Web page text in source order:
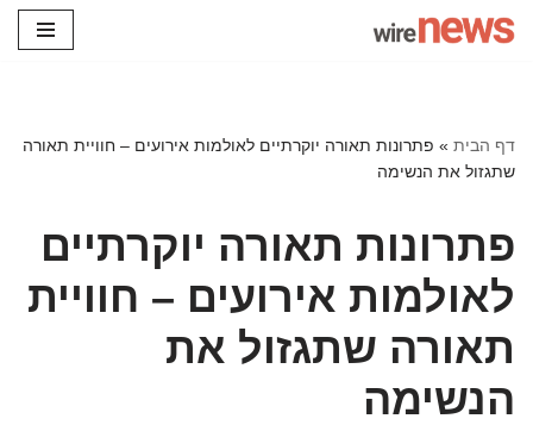
דף הבית » פתרונות תאורה יוקרתיים לאולמות אירועים – חוויית תאורה
שתגזול את הנשימה
פתרונות תאורה יוקרתיים
לאולמות אירועים – חוויית
תאורה שתגזול את
הנשימה